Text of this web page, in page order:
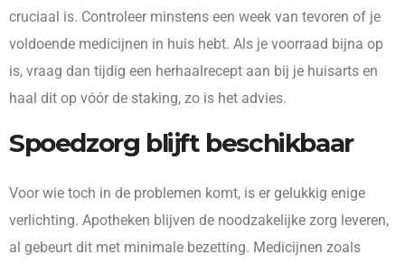
cruciaal is. Controleer minstens een week van tevoren of je
voldoende medicijnen in huis hebt. Als je voorraad bijna op
is, vraag dan tijdig een herhaalrecept aan bij je huisarts en
haal dit op vóór de staking, zo is het advies.
Spoedzorg blijft beschikbaar
Voor wie toch in de problemen komt, is er gelukkig enige
verlichting. Apotheken blijven de noodzakelijke zorg leveren,
al gebeurt dit met minimale bezetting. Medicijnen zoals